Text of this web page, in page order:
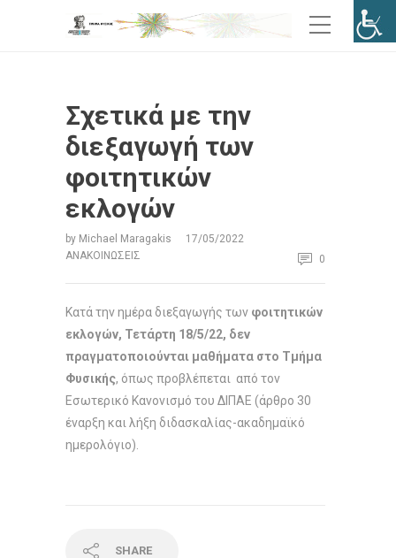
Σχετικά με την
διεξαγωγή των
φοιτητικών
εκλογών
by Michael Maragakis
17/05/2022
ΑΝΑΚΟΙΝΏΣΕΙΣ
0
Κατά την ημέρα διεξαγωγής των φοιτητικών
εκλογών, Τετάρτη 18/5/22, δεν
πραγματοποιούνται μαθήματα στο Τμήμα
Φυσικής, όπως προβλέπεται από τον
Εσωτερικό Κανονισμό του ΔΙΠΑΕ (άρθρο 30
έναρξη και λήξη διδασκαλίας-ακαδημαϊκό
ημερολόγιο).
SHARE